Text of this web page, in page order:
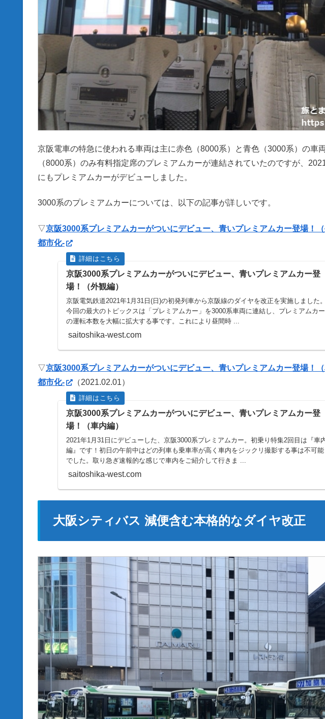
京阪電車の特急に使われる車両は主に赤色（8000系）と青色（3000系）の車
（8000系）のみ有料指定席のプレミアムカーが連結されていたのですが、
にもプレミアムカーがデビューしました。
3000系のプレミアムカーについては、以下の記事が詳しいです。
▽京阪3000系プレミアムカーがついにデビュー、青いプレミアムカー登場！
都市化-
京阪3000系プレミアムカーがついにデビュー、青いプレミアムカー登
場！（外観編）
京阪電気鉄道2021年1月31日(日)の初発列車から京阪線のダイヤを改正を実施しました。
今回の最大のトピックスは「プレミアムカー」を3000系車両に連結し、プレミアムカー
の運転本数を大幅に拡大する事です。これにより昼間時 ...
saitoshika-west.com
▽京阪3000系プレミアムカーがついにデビュー、青いプレミアムカー登場！
都市化-
（2021.02.01）
京阪3000系プレミアムカーがついにデビュー、青いプレミアムカー登
場！（車内編）
2021年1月31日にデビューした、京阪3000系プレミアムカー。初乗り特集2回目は『車
編』です！初日の午前中はどの列車も乗車率が高く車内をジックリ撮影する事は不可能
でした。取り急ぎ速報的な感じで車内をご紹介して行きま ...
saitoshika-west.com
大阪シティバス 減便含む本格的なダイヤ改正